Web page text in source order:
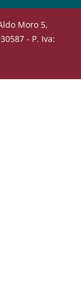
Moro 5,
- P. Iva: